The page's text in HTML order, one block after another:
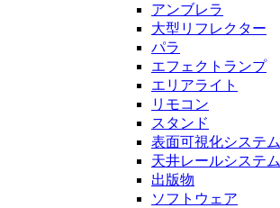
アンブレラ
大型リフレクター
パラ
エフェクトランプ
エリアライト
リモコン
スタンド
表面可視化システム
天井レールシステム
出版物
ソフトウェア